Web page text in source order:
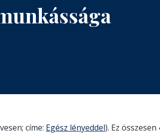
címe: Egész lényeddel). Ez összesen